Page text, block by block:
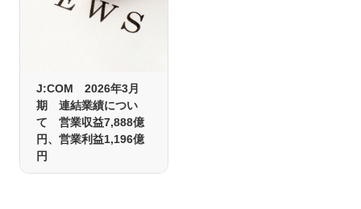
J:COM 2026年3月
期 連結業績につい
て 営業収益7,888億
円、営業利益1,196億
円